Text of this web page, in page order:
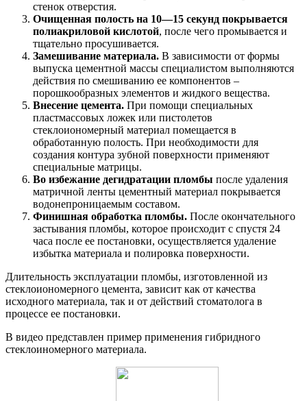
стенок отверстия.
Очищенная полость на 10—15 секунд покрывается
полиакриловой кислотой, после чего промывается и
тщательно просушивается.
Замешивание материала. В зависимости от формы
выпуска цементной массы специалистом выполняются
действия по смешиванию ее компонентов –
порошкообразных элементов и жидкого вещества.
Внесение цемента. При помощи специальных
пластмассовых ложек или пистолетов
стеклоиономерный материал помещается в
обработанную полость. При необходимости для
создания контура зубной поверхности применяют
специальные матрицы.
Во избежание дегидратации пломбы после удаления
матричной ленты цементный материал покрывается
водонепроницаемым составом.
Финишная обработка пломбы. После окончательного
застывания пломбы, которое происходит с спустя 24
часа после ее постановки, осуществляется удаление
избытка материала и полировка поверхности.
Длительность эксплуатации пломбы, изготовленной из
стеклоиономерного цемента, зависит как от качества
исходного материала, так и от действий стоматолога в
процессе ее постановки.
В видео представлен пример применения гибридного
стеклоиномерного материала.